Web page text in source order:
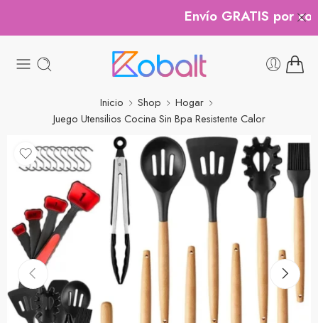
Envío GRATIS por
Inicio Shop
Hogar
Juego Utensilios Cocina Sin Bpa Resistente Calor